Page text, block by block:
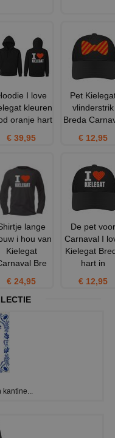
I love
kleuren
oranje hart
€ 39,95
Pet
vlinderstrik
Breda
€ 12,95
lange
i hou van
Kielegat
Bre
€ 24,95
De pet voor
Carnaval I
Kielegat
hart in
€ 12,95
kantine...